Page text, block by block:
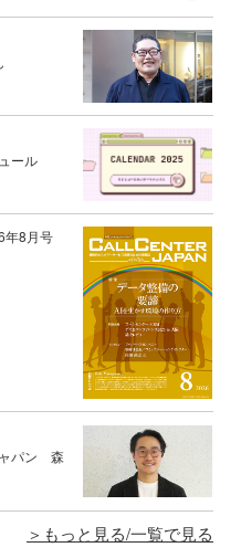
ール
年8月号
ャパン 森
もっと見る/一覧で見る